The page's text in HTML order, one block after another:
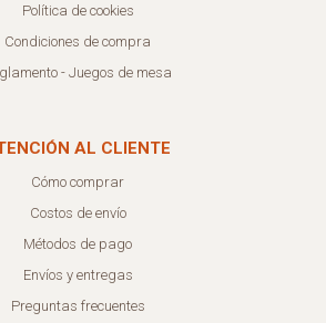
Política de cookies
Condiciones de compra
- Juegos de mesa
AL CLIENTE
Cómo comprar
Costos de envío
Métodos de pago
Envíos y entregas
Preguntas frecuentes